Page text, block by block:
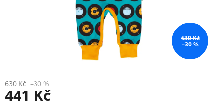
630 Kč
–30 %
630 Kč –30 %
441 Kč